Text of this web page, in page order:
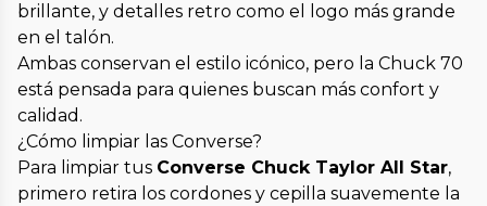
brillante, y detalles retro como el logo más grande
en el talón.
Ambas conservan el estilo icónico, pero la Chuck 70
está pensada para quienes buscan más confort y
calidad.
¿Cómo limpiar las Converse?
Para limpiar tus Converse Chuck Taylor All Star,
primero retira los cordones y cepilla suavemente la